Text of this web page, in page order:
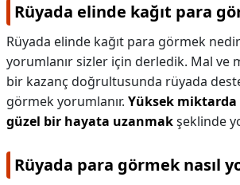
Rüyada elinde kağıt para
Rüyada elinde kağıt para görmek
yorumlanır sizler için derledik. Mal ve
bir kazanç doğrultusunda rüyada
görmek yorumlanır. Yüksek miktarda
güzel bir hayata uzanmakşeklinde
Rüyada para görmek nasıl